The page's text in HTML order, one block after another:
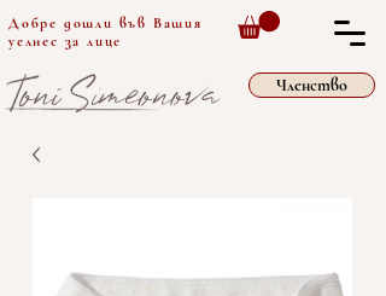
Добре дошли във Вашия
уелнес за лице
Членство